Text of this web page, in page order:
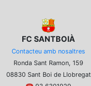
FC SANTBOIÀ
Contacteu amb nosaltres
Ronda Sant Ramon, 159
08830 Sant Boi de Llobregat